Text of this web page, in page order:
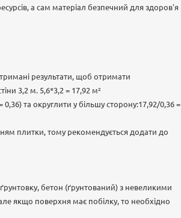
а сам матеріал безпечний для здоров'я
результати, щоб отримати
3,2 м. 5,6*3,2 = 17,92 м²
та округлити у більшу сторону:17,92/0,36 =
плитки, тому рекомендується додати до
бетон (ґрунтований) з невеликими
якщо поверхня має побілку, то необхідно